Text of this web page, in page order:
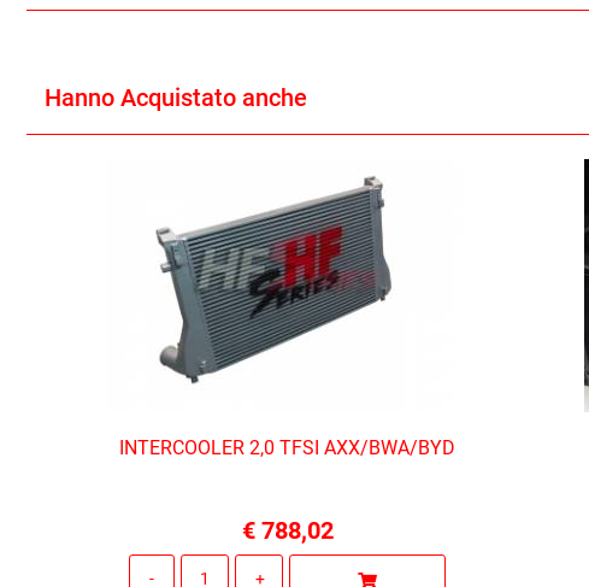
Hanno Acquistato anche
INTERCOOLER 2,0 TFSI AXX/BWA/BYD
€ 788,02